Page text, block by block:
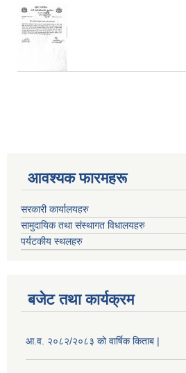
आवश्यक फारमहरू
सरकारी कार्यालयहरु
सामुदायिक तथा संस्थागत विधालयहरु
पर्यटकीय स्थलहरु
बजेट तथा कार्यक्रम
आ.व. २०८२/२०८३ को वार्षिक किताब |